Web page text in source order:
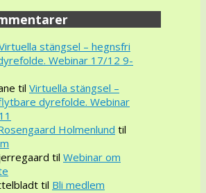
stängsel – hegnsfri
Webinar 17/12 9-
til Virtuella stängsel –
dyrefolde. Webinar
Holmenlund til
til Webinar om
til Bli medlem